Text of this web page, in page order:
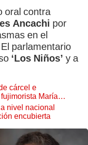
oral contra
Ancachi por
en el
parlamentario
‘Los Niños’ y a
cárcel e
María
nivel nacional
encubierta